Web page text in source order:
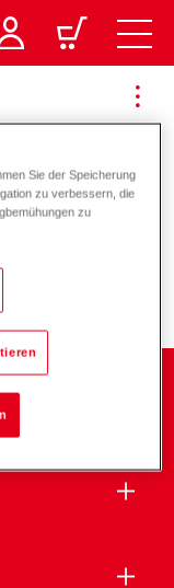
und
Sie der Speicherung
zu verbessern, die
zu